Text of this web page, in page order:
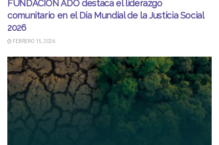
FUNDACIÓN ADO destaca el liderazgo
comunitario en el Día Mundial de la Justicia Social
2026
FEBRERO 15, 2026